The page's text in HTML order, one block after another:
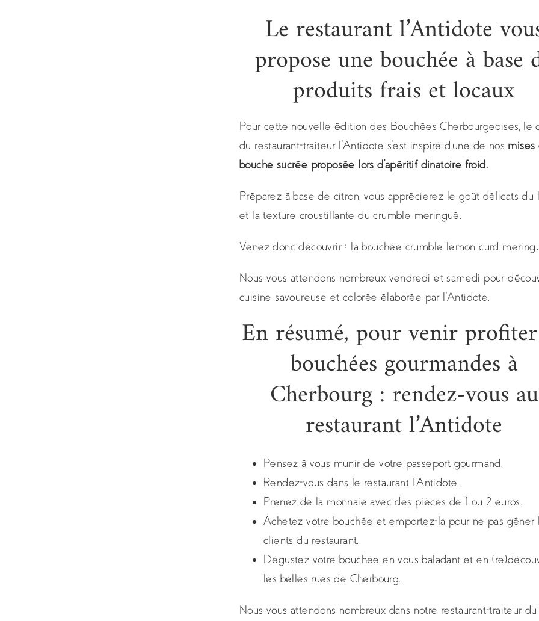
Le restaurant l’Antidote
propose une bouchée à base
produits frais et locaux
Pour cette nouvelle édition des Bouchées Cherbourgeoises, le
du restaurant-traiteur l’Antidote s’est inspiré d’une de nos mises
bouche sucrée proposée lors d’apéritif dinatoire froid.
Préparez à base de citron, vous apprécierez le goût délicats du
et la texture croustillante du crumble meringué.
Venez donc découvrir : la bouchée crumble lemon curd
Nous vous attendons nombreux vendredi et samedi pour
cuisine savoureuse et colorée élaborée par l’Antidote.
En résumé, pour venir
bouchées gourmandes à
Cherbourg : rendez-vous au
restaurant l’Antidote
Pensez à vous munir de votre passeport gourmand.
Rendez-vous dans le restaurant l’Antidote.
Prenez de la monnaie avec des pièces de 1 ou 2 euros.
Achetez votre bouchée et emportez-la pour ne pas gêner
clients du restaurant.
Dégustez votre bouchée en vous baladant et en
les belles rues de Cherbourg.
Nous vous attendons nombreux dans notre restaurant-traiteur du